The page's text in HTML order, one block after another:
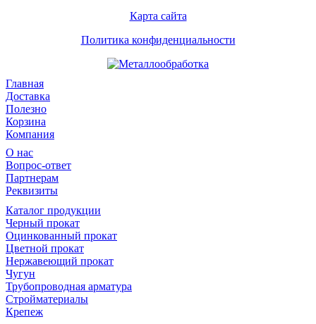
Карта сайта
Политика конфиденциальности
Главная
Доставка
Полезно
Корзина
Компания
О нас
Вопрос-ответ
Партнерам
Реквизиты
Каталог продукции
Черный прокат
Оцинкованный прокат
Цветной прокат
Нержавеющий прокат
Чугун
Трубопроводная арматура
Стройматериалы
Крепеж